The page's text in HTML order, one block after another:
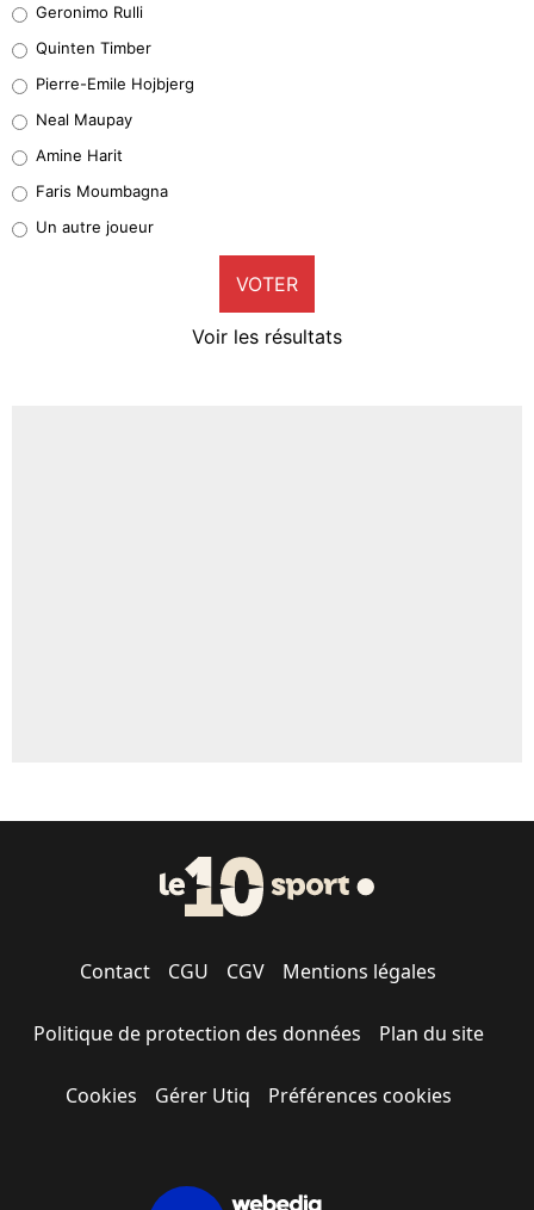
32%
5%
1%
9%
Geronimo Rulli
Quinten Timber
Pierre-Emile Hojbjerg
Neal Maupay
Amine Harit
Faris Moumbagna
Un autre joueur
VOTER
Voir les résultats
Contact CGU CGV Mentions légales
Politique de protection des données Plan du site
Cookies Gérer Utiq Préférences cookies